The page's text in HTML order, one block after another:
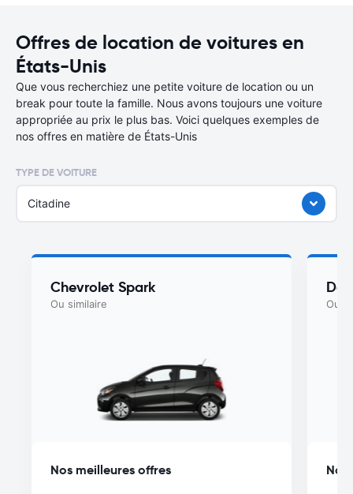
Offres de location de voitures en
États-Unis
Que vous recherchiez une petite voiture de location ou un
break pour toute la famille. Nous avons toujours une voiture
appropriée au prix le plus bas. Voici quelques exemples de
nos offres en matière de États-Unis
TYPE DE VOITURE
Citadine
Chevrolet Spark
Ou similaire
Nos meilleures offres
Ou
Nos